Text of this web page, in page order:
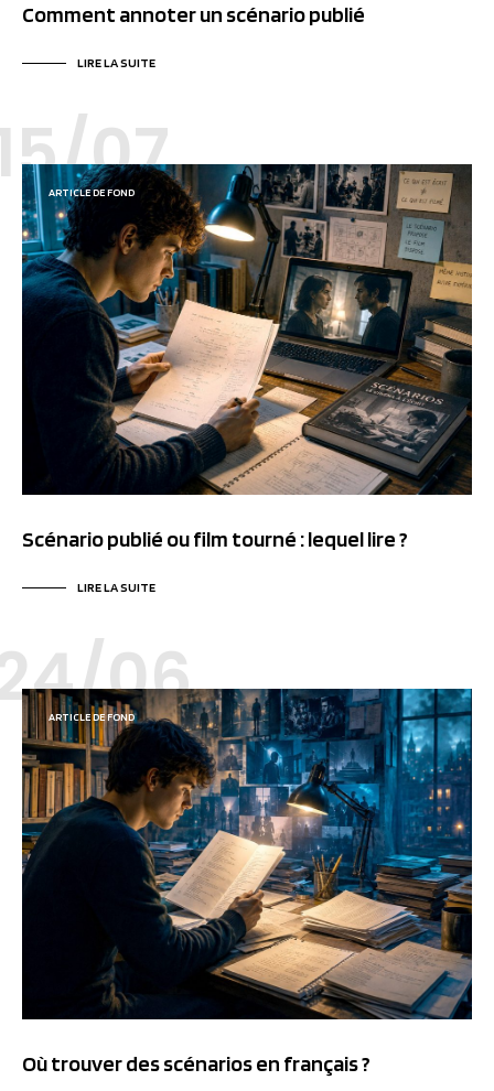
Comment annoter un scénario publié
LIRE LA SUITE
07
ARTICLE DE FOND
Scénario publié ou film tourné : lequel lire ?
LIRE LA SUITE
06
ARTICLE DE FOND
Où trouver des scénarios en français ?